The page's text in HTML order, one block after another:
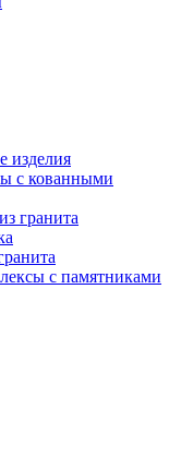
изделия
с кованными
гранита
с памятниками